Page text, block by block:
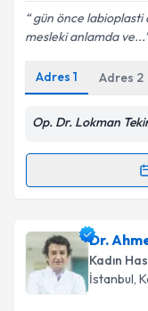
E-posta
Kişisel
Metni'ni
gün önce labioplasti
mesleki anlamda ve...
Adres 1 Adres 2
Op. Dr. Lokman
Randevu
Op. Dr.
talebi
için bir takvim
bilgilendireceğiz.
Dr.
Kadın
İstanbul,